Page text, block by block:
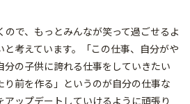
で、もっとみんなが笑って過ごせるよ
と考えています。「この仕事、自分がや
分の子供に誇れる仕事をしていきたい
り前を作る」というのが自分の仕事な
ップデートしていけるように頑張り